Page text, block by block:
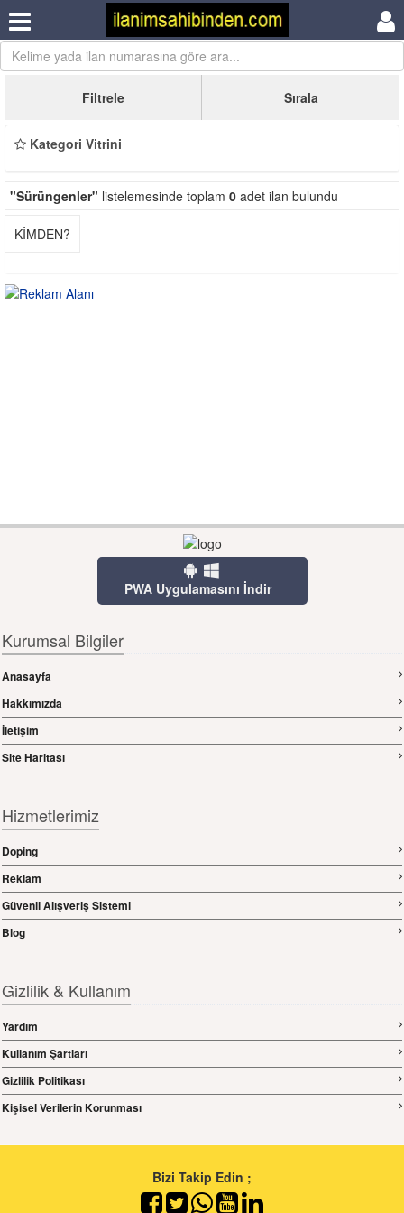
Filtrele Sırala
Kategori Vitrini
"Sürüngenler" listelemesinde toplam 0 adet ilan bulundu
KİMDEN?
PWA Uygulamasını İndir
Kurumsal Bilgiler
Anasayfa
Hakkımızda
İletişim
Site Haritası
Hizmetlerimiz
Doping
Reklam
Güvenli Alışveriş Sistemi
Blog
Gizlilik & Kullanım
Yardım
Kullanım Şartları
Gizlilik Politikası
Kişisel Verilerin Korunması
Bizi Takip Edin ;